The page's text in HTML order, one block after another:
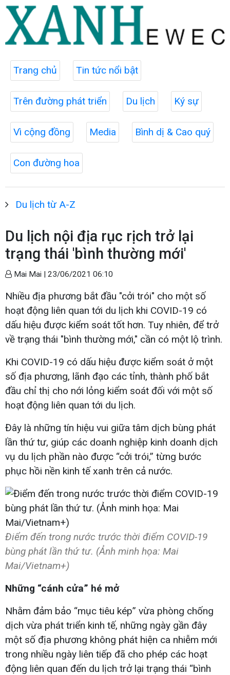
Trang chủ Tin tức nổi bật
Trên đường phát triển Du lịch Ký sự
Vì cộng đồng Media Bình dị & Cao quý
Con đường hoa
Du lịch từ A-Z
Du lịch nội địa rục rịch trở lại
trạng thái 'bình thường mới'
Mai Mai | 23/06/2021 06:10
Nhiều địa phương bắt đầu "cởi trói" cho một số
hoạt động liên quan tới du lịch khi COVID-19 có
dấu hiệu được kiểm soát tốt hơn. Tuy nhiên, để trở
về trạng thái "bình thường mới," cần có một lộ trình.
Khi COVID-19 có dấu hiệu được kiểm soát ở một
số địa phương, lãnh đạo các tỉnh, thành phố bắt
đầu chỉ thị cho nới lỏng kiểm soát đối với một số
hoạt động liên quan tới du lịch.
Đây là những tín hiệu vui giữa tâm dịch bùng phát
lần thứ tư, giúp các doanh nghiệp kinh doanh dịch
vụ du lịch phần nào được “cởi trói,” từng bước
phục hồi nền kinh tế xanh trên cả nước.
Điểm đến trong nước trước thời điểm COVID-19
bùng phát lần thứ tư. (Ảnh minh họa: Mai
Mai/Vietnam+)
Những “cánh cửa” hé mở
Nhằm đảm bảo “mục tiêu kép” vừa phòng chống
dịch vừa phát triển kinh tế, những ngày gần đây
một số địa phương không phát hiện ca nhiễm mới
trong nhiều ngày liên tiếp đã cho phép các hoạt
động liên quan đến du lịch trở lại trạng thái “bình